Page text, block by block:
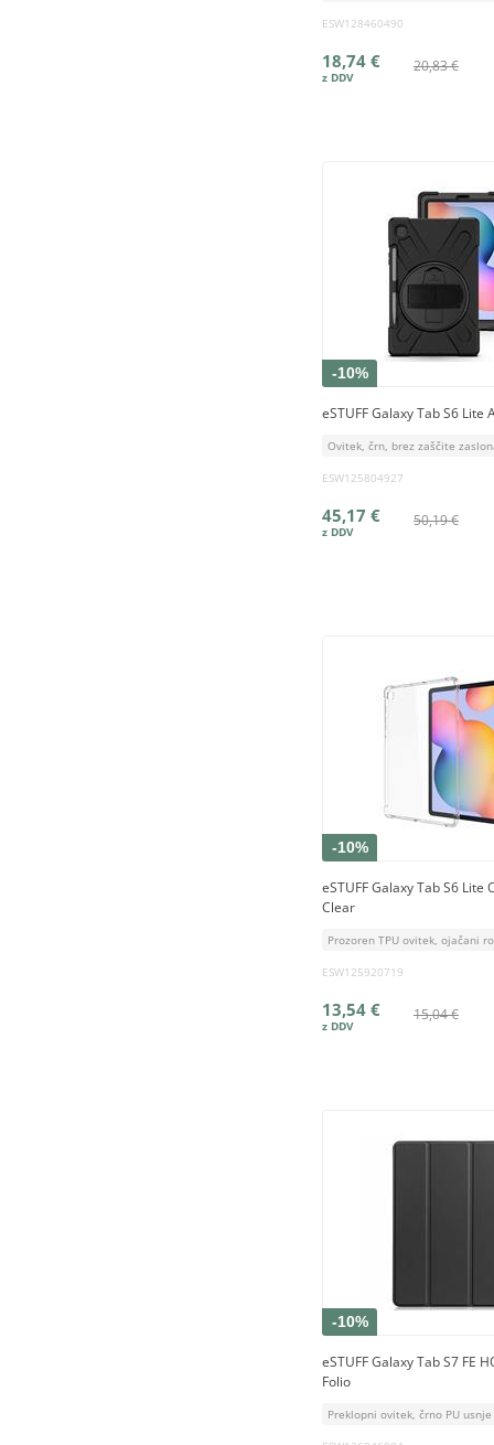
ESW128460490
20,83 €
18,74 €
-10%
eSTUFF Galaxy Tab S6 Lite
Ovitek, črn, brez zaščite
ESW125804927
50,19 €
45,17 €
-10%
eSTUFF Galaxy Tab S6 Lite
Clear
Prozoren TPU ovitek, ojačani
ESW125920719
15,04 €
13,54 €
-10%
eSTUFF Galaxy Tab S7 FE
Folio
Preklopni ovitek, črno PU usnje